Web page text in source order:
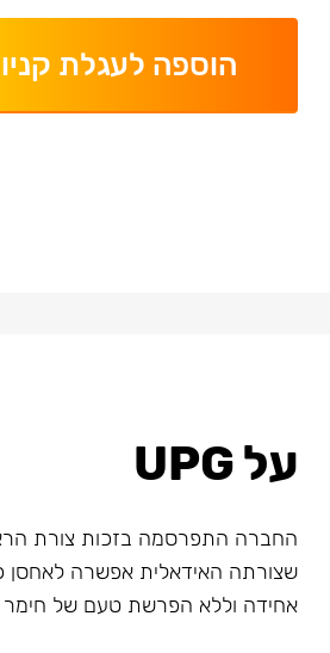
הוספה לעגלת
על UPG
החברה התפרסמה בזכות צורת
שצורתה האידאלית אפשרה
אחידה וללא הפרשת טעם של חימר